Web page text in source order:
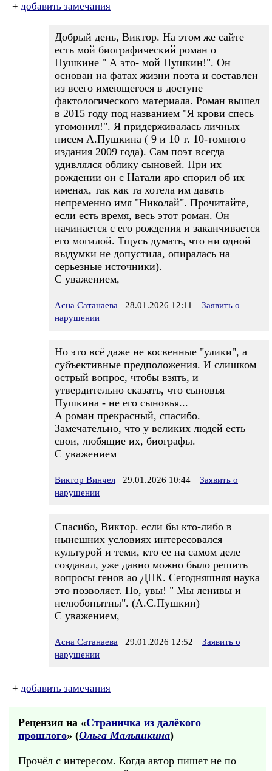
+ добавить замечания
Добрый день, Виктор. На этом же сайте
есть мой биографический роман о
Пушкине " А это- мой Пушкин!". Он
основан на фатах жизни поэта и составлен
из всего имеющегося в доступе
фактологического материала. Роман вышел
в 2015 году под названием "Я крови спесь
угомонил!". Я придерживалась личных
писем А.Пушкина ( 9 и 10 т. 10-томного
издания 2009 года). Сам поэт всегда
удивлялся облику сыновей. При их
рождении он с Натали яро спорил об их
именах, так как та хотела им давать
непременно имя "Николай". Прочитайте,
если есть время, весь этот роман. Он
начинается с его рождения и заканчивается
его могилой. Тщусь думать, что ни одной
выдумки не допустила, опиралась на
серьезные источники).
С уважением,
Асна Сатанаева 28.01.2026 12:11
Заявить о
нарушении
Но это всё даже не косвенные "улики", а
субъективные предположения. И слишком
острый вопрос, чтобы взять, и
утвердительно сказать, что сыновья
Пушкина - не его сыновья...
А роман прекрасный, спасибо.
Замечательно, что у великих людей есть
свои, любящие их, биографы.
С уважением
Виктор Винчел 29.01.2026 10:44
Заявить о
нарушении
Спасибо, Виктор. если бы кто-либо в
нынешних условиях интересовался
культурой и теми, кто ее на самом деле
создавал, уже давно можно было решить
вопросы генов ао ДНК. Сегодняшняя наука
это позволяет. Но, увы! " Мы ленивы и
нелюбопытны". (А.С.Пушкин)
С уважением,
Асна Сатанаева 29.01.2026 12:52
Заявить о
нарушении
+ добавить замечания
Рецензия на «Страничка из далёкого
прошлого» (Ольга Малышкина)
Прочёл с интересом. Когда автор пишет не по